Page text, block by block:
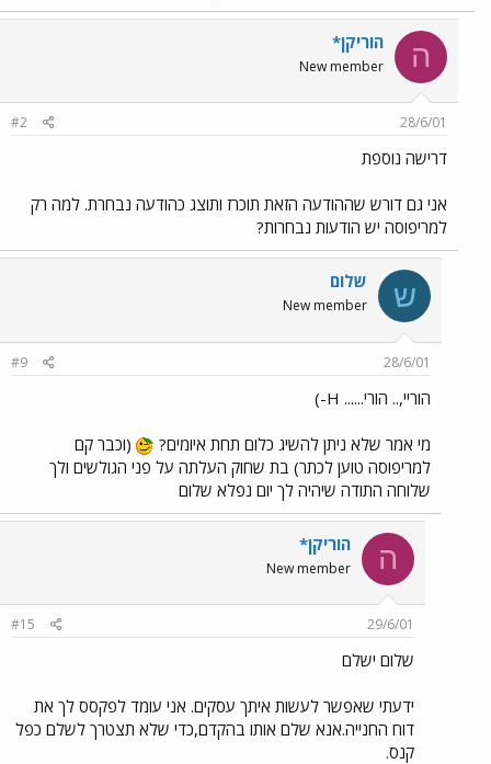
ה הוריקן*
New member
28/6/01
#2
דרישה נוספת
אני גם דורש שההודעה הזאת תוכרז ותוצג כהודעה נבחרת. למה רק
למריפוסה יש הודעות נבחרות?
ש שלום
New member
28/6/01
#9
הוריי,.. הורי...... H-)
מי אמר שלא ניתן להשיג כלום תחת איומים?
(וכבר קם
למריפוסה טוען לכתר) בת שחוק העלתה על פני הגולשים ולך
שלוחה התודה שיהיה לך יום נפלא שלום
ה הוריקן*
New member
29/6/01
#15
שלום ישלם
ידעתי שאפשר לעשות איתך עסקים. אני עומד לפקסס לך את
דוח החנייה.אנא שלם אותו בהקדם,כדי שלא תצטרך לשלם כפל
קנס.